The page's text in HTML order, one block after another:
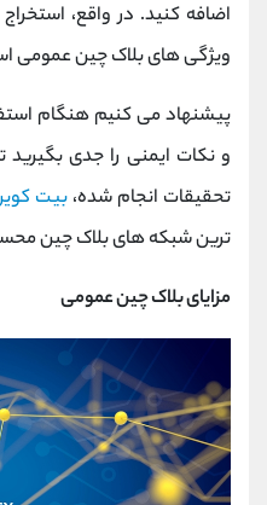
اضافه کنید. در واقع،
ویژگی های بلاک چین عمومی
پیشنهاد می کنیم هنگام
و نکات ایمنی را جدی
تحقیقات انجام شده،بیت
ترین شبکه های بلاک چین
مزایای بلاک چین عمومی